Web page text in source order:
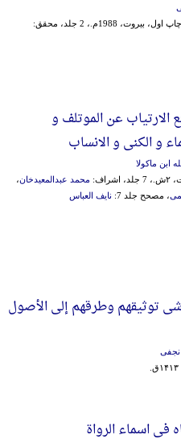
اول، بیروت، 1988م.، 2 جلد، محقق:
الارتیاب عن الموتلف و
و الکنی و الانساب
ابن ماکولا
محمد عبدالمعیدخان،
، مصحح جلد 7: نایف العباس
توثیقهم وطرقهم إلی الأصول
نجفی
فی اسماء الرواة